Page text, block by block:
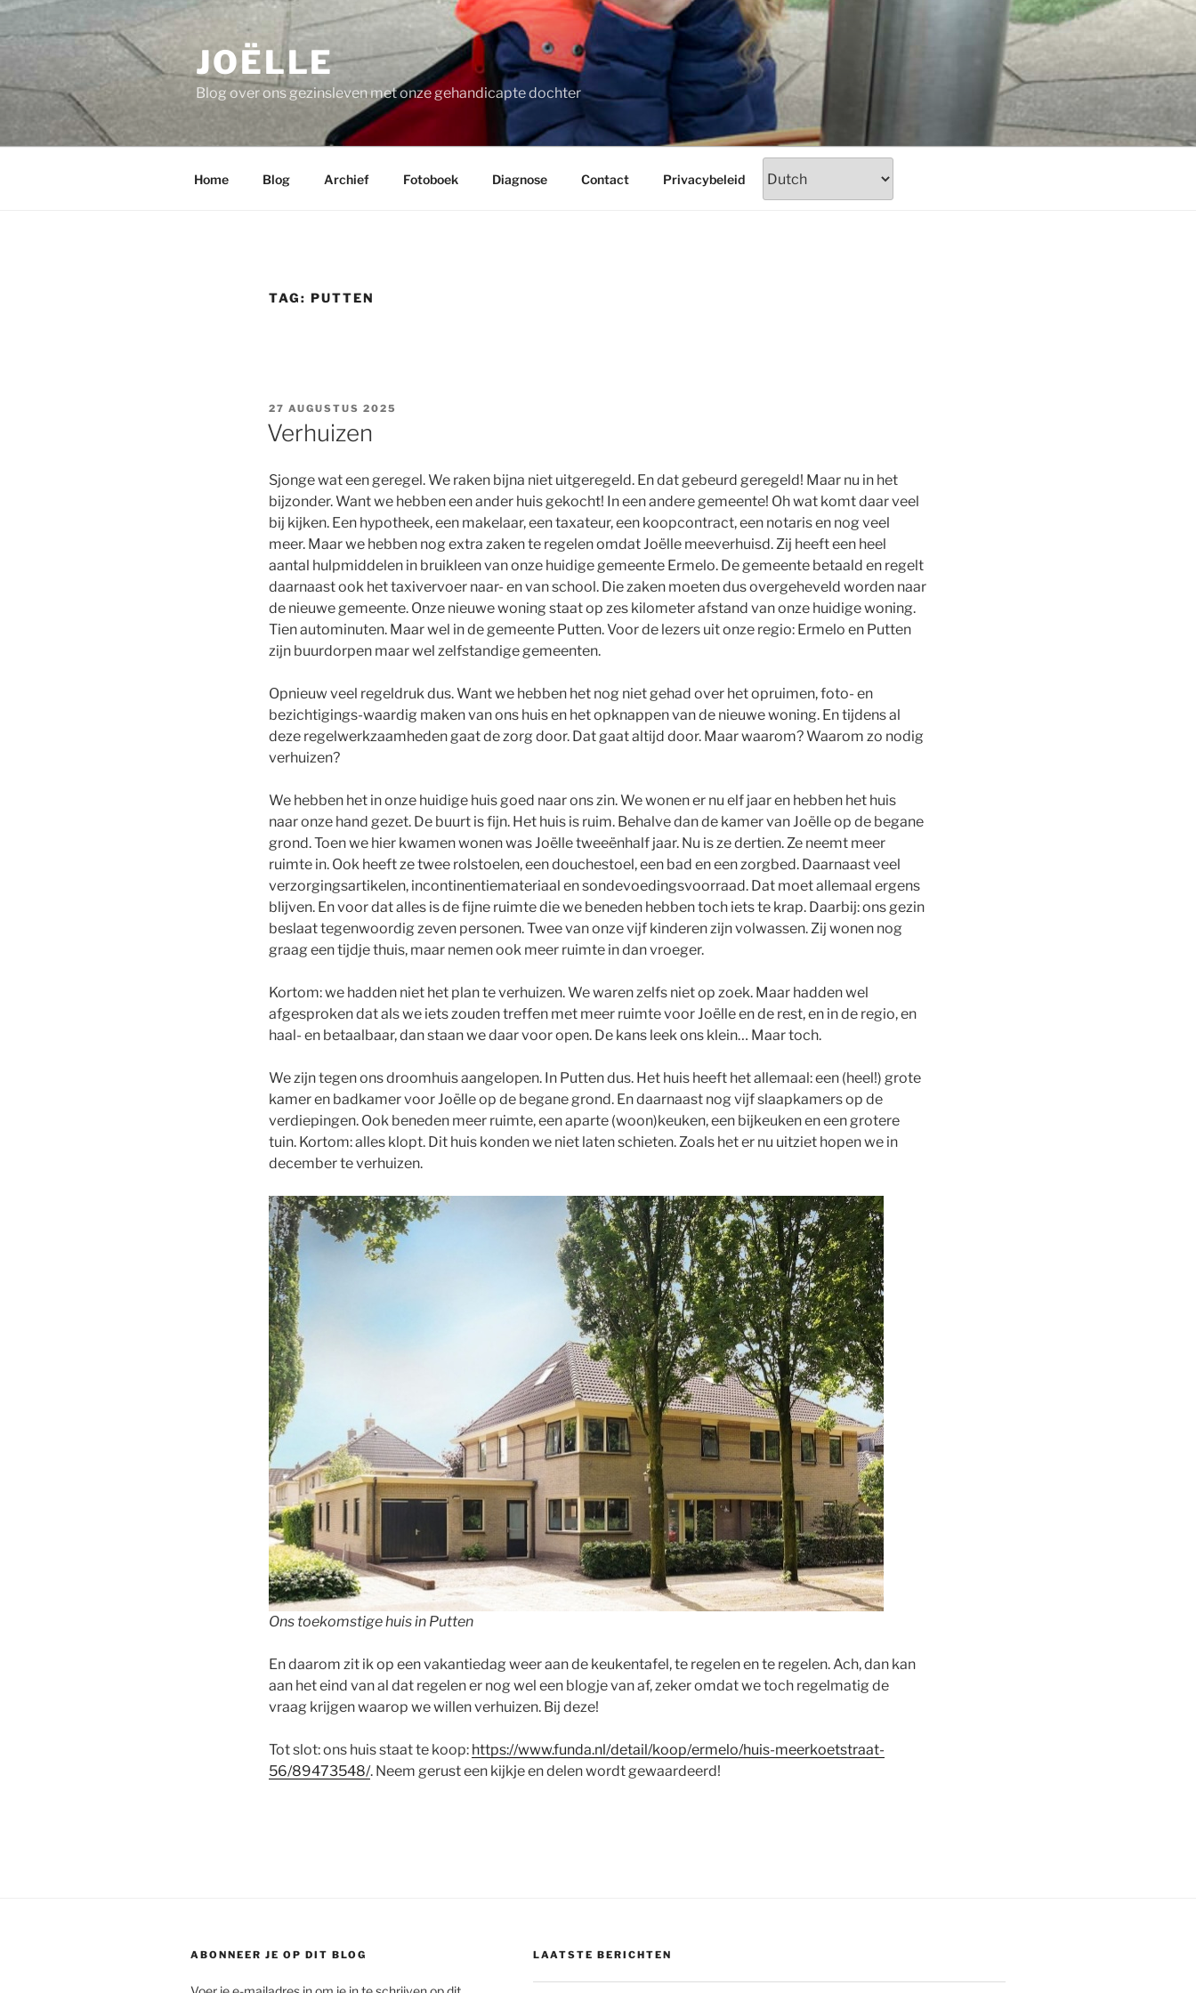
Ga
naar
inhoud
JOËLLE
Blog over ons gezinsleven met onze gehandicapte dochter
Home Blog Archief Fotoboek Diagnose Contact Privacybeleid
TAG: PUTTEN
GEPLAATST
OP
27 AUGUSTUS 2025
Verhuizen
Sjonge wat een geregel. We raken bijna niet uitgeregeld. En dat gebeurd geregeld! Maar nu in het
bijzonder. Want we hebben een ander huis gekocht! In een andere gemeente! Oh wat komt daar veel
bij kijken. Een hypotheek, een makelaar, een taxateur, een koopcontract, een notaris en nog veel
meer. Maar we hebben nog extra zaken te regelen omdat Joëlle meeverhuisd. Zij heeft een heel
aantal hulpmiddelen in bruikleen van onze huidige gemeente Ermelo. De gemeente betaald en regelt
daarnaast ook het taxivervoer naar- en van school. Die zaken moeten dus overgeheveld worden naar
de nieuwe gemeente. Onze nieuwe woning staat op zes kilometer afstand van onze huidige woning.
Tien autominuten. Maar wel in de gemeente Putten. Voor de lezers uit onze regio: Ermelo en Putten
zijn buurdorpen maar wel zelfstandige gemeenten.
Opnieuw veel regeldruk dus. Want we hebben het nog niet gehad over het opruimen, foto- en
bezichtigings-waardig maken van ons huis en het opknappen van de nieuwe woning. En tijdens al
deze regelwerkzaamheden gaat de zorg door. Dat gaat altijd door. Maar waarom? Waarom zo nodig
verhuizen?
We hebben het in onze huidige huis goed naar ons zin. We wonen er nu elf jaar en hebben het huis
naar onze hand gezet. De buurt is fijn. Het huis is ruim. Behalve dan de kamer van Joëlle op de begane
grond. Toen we hier kwamen wonen was Joëlle tweeënhalf jaar. Nu is ze dertien. Ze neemt meer
ruimte in. Ook heeft ze twee rolstoelen, een douchestoel, een bad en een zorgbed. Daarnaast veel
verzorgingsartikelen, incontinentiemateriaal en sondevoedingsvoorraad. Dat moet allemaal ergens
blijven. En voor dat alles is de fijne ruimte die we beneden hebben toch iets te krap. Daarbij: ons gezin
beslaat tegenwoordig zeven personen. Twee van onze vijf kinderen zijn volwassen. Zij wonen nog
graag een tijdje thuis, maar nemen ook meer ruimte in dan vroeger.
Kortom: we hadden niet het plan te verhuizen. We waren zelfs niet op zoek. Maar hadden wel
afgesproken dat als we iets zouden treffen met meer ruimte voor Joëlle en de rest, en in de regio, en
haal- en betaalbaar, dan staan we daar voor open. De kans leek ons klein… Maar toch.
We zijn tegen ons droomhuis aangelopen. In Putten dus. Het huis heeft het allemaal: een (heel!) grote
kamer en badkamer voor Joëlle op de begane grond. En daarnaast nog vijf slaapkamers op de
verdiepingen. Ook beneden meer ruimte, een aparte (woon)keuken, een bijkeuken en een grotere
tuin. Kortom: alles klopt. Dit huis konden we niet laten schieten. Zoals het er nu uitziet hopen we in
december te verhuizen.
Ons toekomstige huis in Putten
En daarom zit ik op een vakantiedag weer aan de keukentafel, te regelen en te regelen. Ach, dan kan
aan het eind van al dat regelen er nog wel een blogje van af, zeker omdat we toch regelmatig de
vraag krijgen waarop we willen verhuizen. Bij deze!
Tot slot: ons huis staat te koop: https://www.funda.nl/detail/koop/ermelo/huis-meerkoetstraat-
56/89473548/. Neem gerust een kijkje en delen wordt gewaardeerd!
ABONNEER JE OP DIT BLOG LAATSTE BERICHTEN